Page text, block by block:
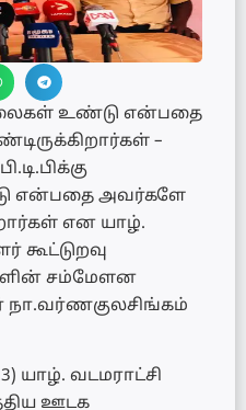
உண்டு என்பதை
–
என்பதை அவர்களே
என யாழ்.
கூட்டுறவு
சம்மேளன
யாழ். வடமராட்சி
ஊடக